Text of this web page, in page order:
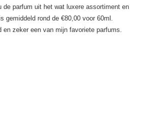
de parfum uit het wat luxere assortiment en
gemiddeld rond de €80,00 voor 60ml.
en zeker een van mijn favoriete parfums.